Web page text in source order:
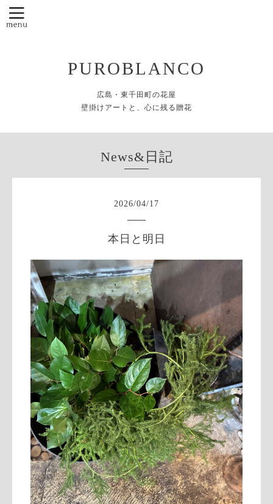
PUROBLANCO
広島・東千田町の花屋
壁掛けアートと、心に残る贈花
News&日記
2026/04/17
本日と明日